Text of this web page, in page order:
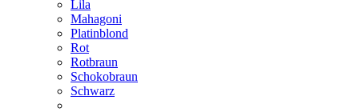
Lila
Mahagoni
Platinblond
Rot
Rotbraun
Schokobraun
Schwarz